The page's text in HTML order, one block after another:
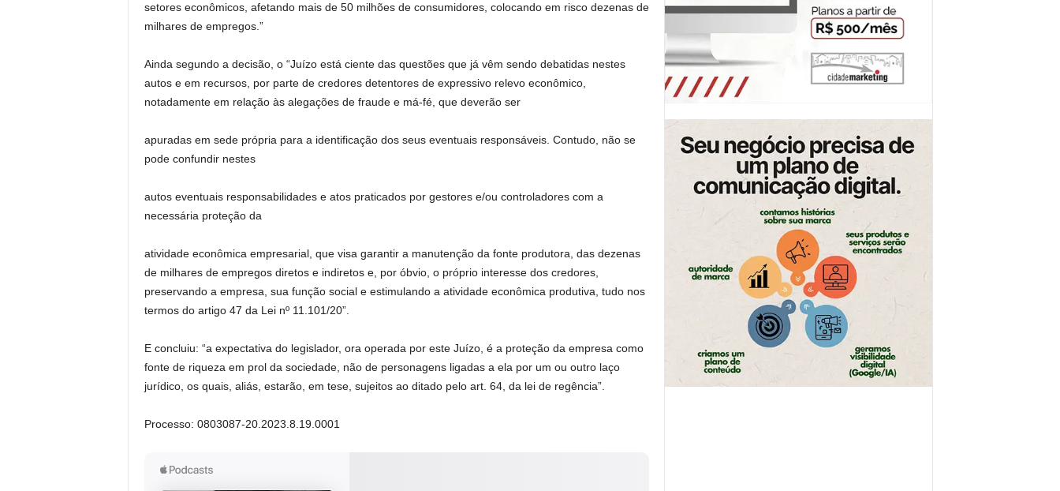
setores econômicos, afetando mais de 50 milhões de consumidores, colocando em risco dezenas de
milhares de empregos.”
Ainda segundo a decisão, o “Juízo está ciente das questões que já vêm sendo debatidas nestes
autos e em recursos, por parte de credores detentores de expressivo relevo econômico,
notadamente em relação às alegações de fraude e má-fé, que deverão ser
apuradas em sede própria para a identificação dos seus eventuais responsáveis. Contudo, não se
pode confundir nestes
autos eventuais responsabilidades e atos praticados por gestores e/ou controladores com a
necessária proteção da
atividade econômica empresarial, que visa garantir a manutenção da fonte produtora, das dezenas
de milhares de empregos diretos e indiretos e, por óbvio, o próprio interesse dos credores,
preservando a empresa, sua função social e estimulando a atividade econômica produtiva, tudo nos
termos do artigo 47 da Lei nº 11.101/20”.
E concluiu: “a expectativa do legislador, ora operada por este Juízo, é a proteção da empresa como
fonte de riqueza em prol da sociedade, não de personagens ligadas a ela por um ou outro laço
jurídico, os quais, aliás, estarão, em tese, sujeitos ao ditado pelo art. 64, da lei de regência”.
Processo: 0803087-20.2023.8.19.0001